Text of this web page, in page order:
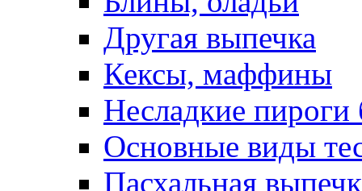
Другая выпечка
Кексы, маффины
Несладкие пироги
Основные виды
Пасхальная